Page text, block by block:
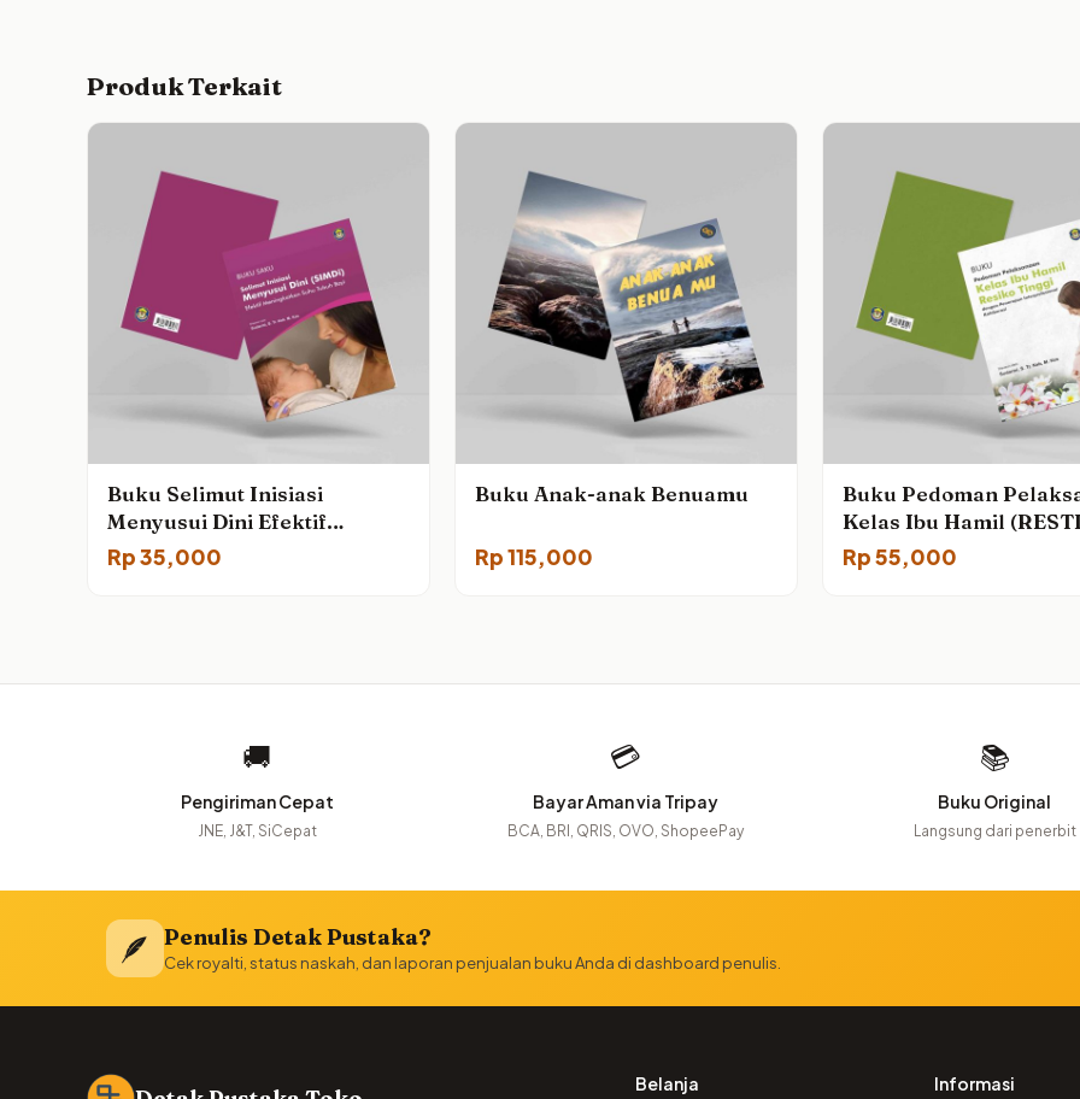
Produk Terkait
Buku Selimut Inisiasi
Menyusui Dini Efektif
Meningkatkan Suhu Tubuh
Bayi
Rp35,000
Buku Anak-anak Benuamu
Rp115,000
Buku Pedoman
Kelas Ibu Hamil
Rp55,000
🚚
Pengiriman Cepat
JNE, J&T, SiCepat
💳
Bayar Aman via Tripay
BCA, BRI, QRIS, OVO, ShopeePay
📚
Buku Original
Langsung dari penerbit
🪶 Penulis Detak Pustaka?
Cek royalti, status naskah, dan laporan penjualan buku Anda di dashboard penulis.
Belanja Informasi